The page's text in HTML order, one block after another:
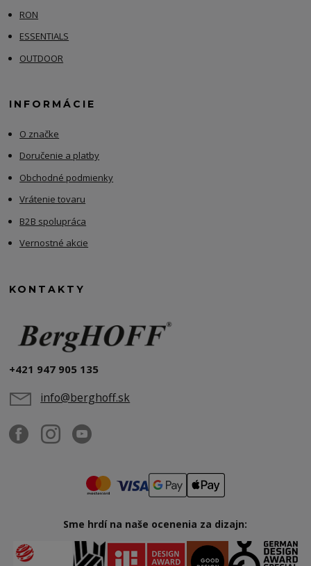
RON
ESSENTIALS
OUTDOOR
INFORMÁCIE
O značke
Doručenie a platby
Obchodné podmienky
Vrátenie tovaru
B2B spolupráca
Vernostné akcie
KONTAKTY
+421 947 905 135
info@berghoff.sk
Sme hrdí na naše ocenenia za dizajn: